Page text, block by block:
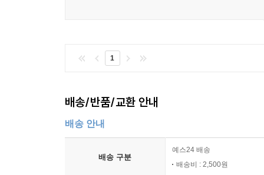
1
배송/반품/교환 안내
배송 안내
배송 구분
예스24 배송
배송비 : 2,500원